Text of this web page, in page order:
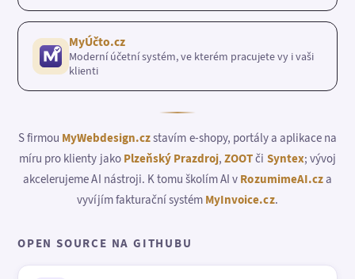
MyÚčto.cz
Moderní účetní systém, ve kterém pracujete vy i vaši
klienti
S firmou MyWebdesign.czstavím e-shopy, portály a aplikace na
míru pro klienty jako Plzeňský Prazdroj,ZOOTči Syntex; vývoj
akcelerujeme AI nástroji. K tomu školím AI v RozumimeAI.cza
vyvíjím fakturační systém MyInvoice.cz.
OPEN SOURCE NA GITHUBU